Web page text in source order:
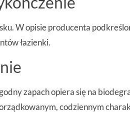
W opisie producenta
łazienki.
zapach opiera się na
codziennym